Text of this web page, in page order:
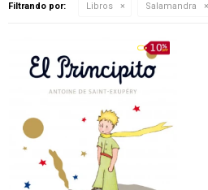
Filtrando por: Libros Salamandra